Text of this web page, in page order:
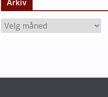
g
r
Arkiv
A
r